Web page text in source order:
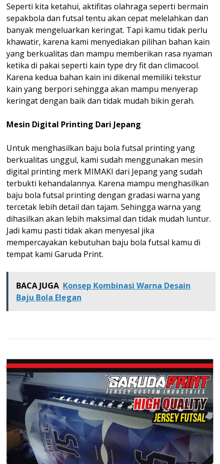
Seperti kita ketahui, aktifitas olahraga seperti bermain
sepakbola dan futsal tentu akan cepat melelahkan dan
banyak mengeluarkan keringat. Tapi kamu tidak perlu
khawatir, karena kami menyediakan pilihan bahan kain
yang berkualitas dan mampu memberikan rasa nyaman
ketika di pakai seperti kain type dry fit dan climacool.
Karena kedua bahan kain ini dikenal memiliki tekstur
kain yang berpori sehingga akan mampu menyerap
keringat dengan baik dan tidak mudah bikin gerah.
Mesin Digital Printing Dari Jepang
Untuk menghasilkan baju bola futsal printing yang
berkualitas unggul, kami sudah menggunakan mesin
digital printing merk MIMAKI dari Jepang yang sudah
terbukti kehandalannya. Karena mampu menghasilkan
baju bola futsal printing dengan gradasi warna yang
tercetak lebih detail dan tajam. Sehingga warna yang
dihasilkan akan lebih maksimal dan tidak mudah luntur.
Jadi kamu pasti tidak akan menyesal jika
mempercayakan kebutuhan baju bola futsal kamu di
tempat kami Garuda Print.
BACA JUGA Konsep Kombinasi Warna Desain
Baju Bola Elegan